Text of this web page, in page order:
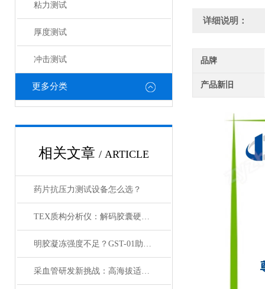
粘力测试
厚度测试
冲击测试
更多分类
相关文章 / ARTICLE
药片抗压力测试设备怎么选？
TEX质构分析仪：解码胶囊硬度与弹性的科学密钥
明胶凝冻强度不足？GST-01助您精准达标药典要求！
采血管研发新挑战：高海拔适应性测试的智能解决方案
详细说明：
品牌
产品新旧